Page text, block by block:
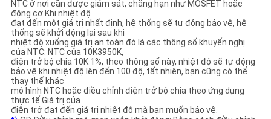
NTC ở nơi cần được giám sát, chẳng hạn như MOSFET hoặc
động cơ.Khi nhiệt độ
đạt đến một giá trị nhất định, hệ thống sẽ tự động bảo vệ, hệ
thống sẽ khởi động lại sau khi
nhiệt độ xuống giá trị an toàn.đó là các thông số khuyến nghị
của NTC: NTC của 10K3950K,
điện trở bộ chia 10K 1%, theo thông số này, nhiệt độ sẽ tự động
bảo vệ khi nhiệt độ lên đến 100 độ, tất nhiên, bạn cũng có thể
thay thế khác
mô hình NTC hoặc điều chỉnh điện trở bộ chia theo ứng dụng
thực tế.Giá trị của
điện trở đạt đến giá trị nhiệt độ mà bạn muốn bảo vệ.